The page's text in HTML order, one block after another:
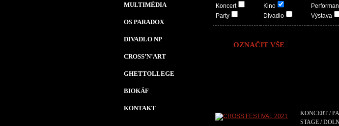
MULTIMÉDIA
OS PARADOX
DIVADLO NP
CROSS’N’ART
GHETTOLLEGE
BIOKÁF
KONTAKT
Koncert
Party
Kino
Divadlo
Výstava
OZNAČIT VŠE
KONCERT /
STAGE /